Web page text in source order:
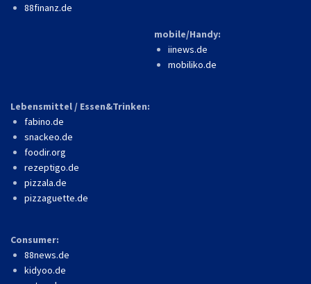
88finanz.de
mobile/Handy:
iinews.de
mobiliko.de
Lebensmittel / Essen&Trinken:
fabino.de
snackeo.de
foodir.org
rezeptigo.de
pizzala.de
pizzaguette.de
Consumer:
88news.de
kidyoo.de